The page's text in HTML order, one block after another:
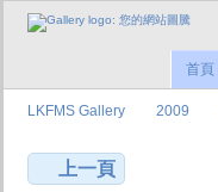
首頁
LKFMS Gallery 2009
上一頁